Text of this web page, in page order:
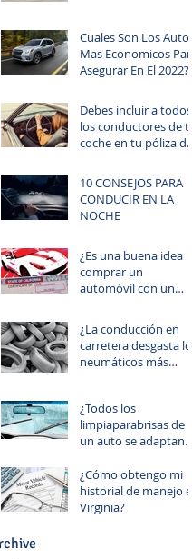
Cuales Son Los Autos
Mas Economicos Para
Asegurar En El 2022?
Debes incluir a todos
los conductores de tu
coche en tu póliza de
10 CONSEJOS PARA
CONDUCIR EN LA
NOCHE
¿Es una buena idea
comprar un
automóvil con un
¿La conducción en
carretera desgasta los
neumáticos más
¿Todos los
limpiaparabrisas de
un auto se adaptan
todos los
automóviles?
¿Cómo obtengo mi
historial de manejo en
Virginia?